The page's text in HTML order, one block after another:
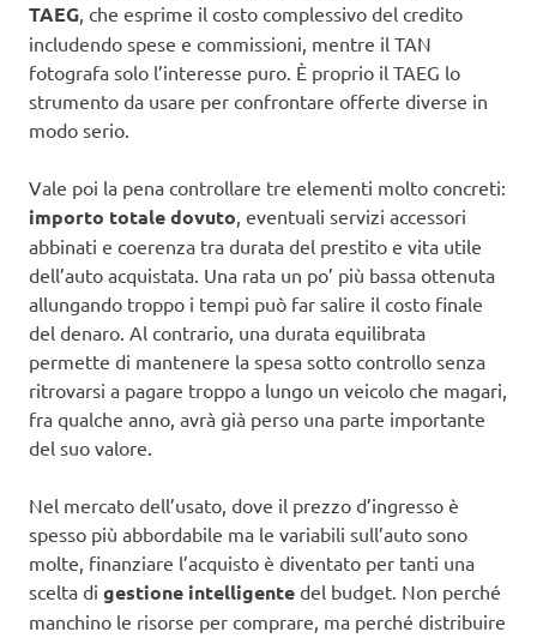
TAEG, che esprime il costo complessivo del credito
includendo spese e commissioni, mentre il TAN
fotografa solo l’interesse puro. È proprio il TAEG lo
strumento da usare per confrontare offerte diverse in
modo serio.
Vale poi la pena controllare tre elementi molto concreti:
importo totale dovuto, eventuali servizi accessori
abbinati e coerenza tra durata del prestito e vita utile
dell’auto acquistata. Una rata un po’ più bassa ottenuta
allungando troppo i tempi può far salire il costo finale
del denaro. Al contrario, una durata equilibrata
permette di mantenere la spesa sotto controllo senza
ritrovarsi a pagare troppo a lungo un veicolo che magari,
fra qualche anno, avrà già perso una parte importante
del suo valore.
Nel mercato dell’usato, dove il prezzo d’ingresso è
spesso più abbordabile ma le variabili sull’auto sono
molte, finanziare l’acquisto è diventato per tanti una
scelta di gestione intelligente del budget. Non perché
manchino le risorse per comprare, ma perché distribuire